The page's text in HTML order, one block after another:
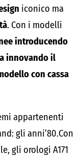
iconico ma
. Con i modelli
introducendo
innovando il
con cassa
appartenenti
gli anni’80.Con
gli orologi A171